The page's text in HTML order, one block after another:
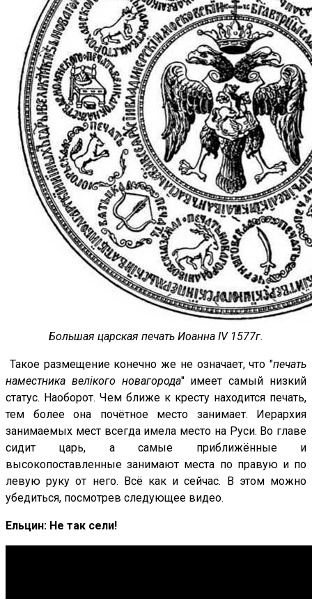
Большая царская печать Иоанна IV 1577г.
Такое размещение конечно же не означает, что "печать
наместника велiкого новагорода" имеет самый низкий
статус. Наоборот. Чем ближе к кресту находится печать,
тем более она почётное место занимает. Иерархия
занимаемых мест всегда имела место на Руси. Во главе
сидит царь, а самые приближённые и
высокопоставленные занимают места по правую и по
левую руку от него. Всё как и сейчас. В этом можно
убедиться, посмотрев следующее видео.
Ельцин: Не так сели!